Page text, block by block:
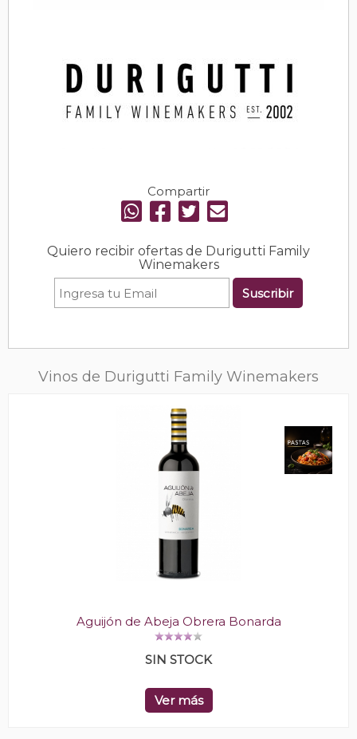
Compartir
Quiero recibir ofertas de Durigutti Family
Winemakers
Suscribir
Vinos de Durigutti Family Winemakers
Aguijón de Abeja Obrera Bonarda
SIN STOCK
Ver más